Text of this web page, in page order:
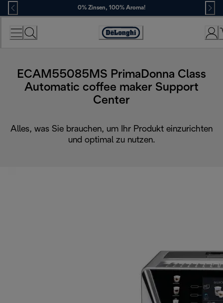
Skip
to
Content
0% Zinsen, 100% Aroma!
Erklärung
ECAM55085MS PrimaDonna Class
Automatic coffee maker Support
Center
Alles, was Sie brauchen, um Ihr Produkt einzurichten
und optimal zu nutzen.